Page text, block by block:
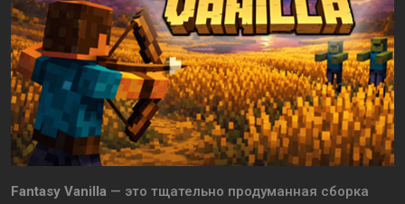
Fantasy Vanilla — это тщательно продуманная сборка